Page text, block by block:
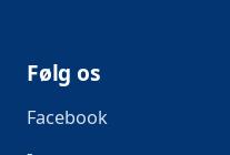
Følg os
Facebook